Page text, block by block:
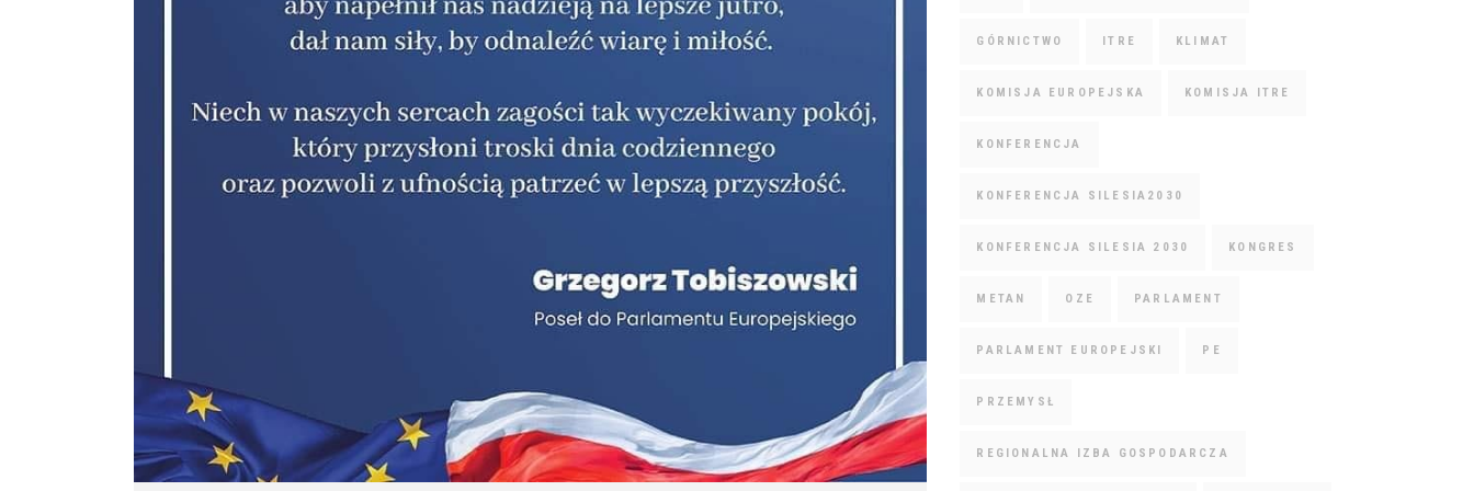
GÓRNICTWO ITRE KLIMAT
KOMISJA EUROPEJSKA KOMISJA ITRE
KONFERENCJA
KONFERENCJA SILESIA2030
KONFERENCJA SILESIA 2030 KONGRES
METAN OZE PARLAMENT
PARLAMENT EUROPEJSKI PE
PRZEMYSŁ
REGIONALNA IZBA GOSPODARCZA